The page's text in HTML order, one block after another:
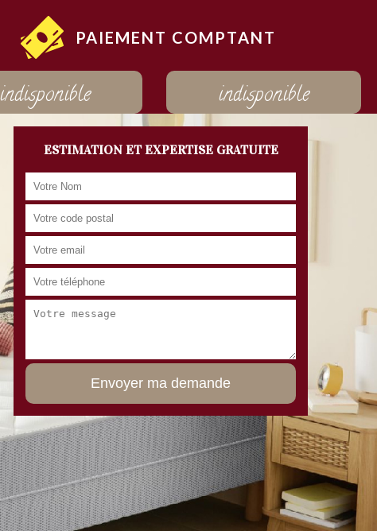
PAIEMENT COMPTANT
indisponible indisponible
ESTIMATION ET EXPERTISE GRATUITE